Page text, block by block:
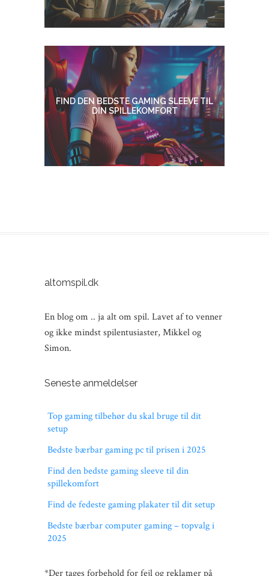
FIND DEN BEDSTE GAMING SLEEVE TIL
DIN SPILLEKOMFORT
altomspil.dk
En blog om .. ja alt om spil. Lavet af to venner
og ikke mindst spilentusiaster, Mikkel og
Simon.
Seneste anmeldelser
Top gaming tilbehør du skal bruge til dit
setup
Bedste bærbar gaming pc til prisen i 2025
Find den bedste gaming sleeve til din
spillekomfort
Find de fedeste gaming plakater til dit setup
Bedste bærbar computer gaming – topvalg i
2025